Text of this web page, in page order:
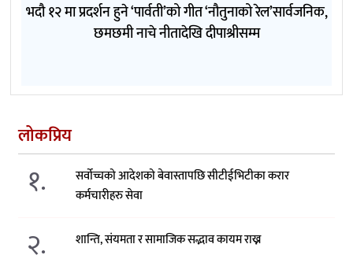
भदौ १२ मा प्रदर्शन हुने ‘पार्वती’को गीत ‘नौतुनाको रेल’सार्वजनिक,
छमछमी नाचे नीतादेखि दीपाश्रीसम्म
लोकप्रिय
१.
सर्वोच्चको आदेशको बेवास्तापछि सीटीईभिटीका करार
कर्मचारीहरु सेवा
२. शान्ति, संयमता र सामाजिक सद्भाव कायम राख्न